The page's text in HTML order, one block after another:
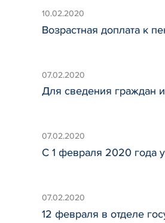
10.02.2020
Возрастная доплата к
07.02.2020
Для сведения граждан
07.02.2020
С 1 февраля 2020 года
07.02.2020
12 февраля в отделе